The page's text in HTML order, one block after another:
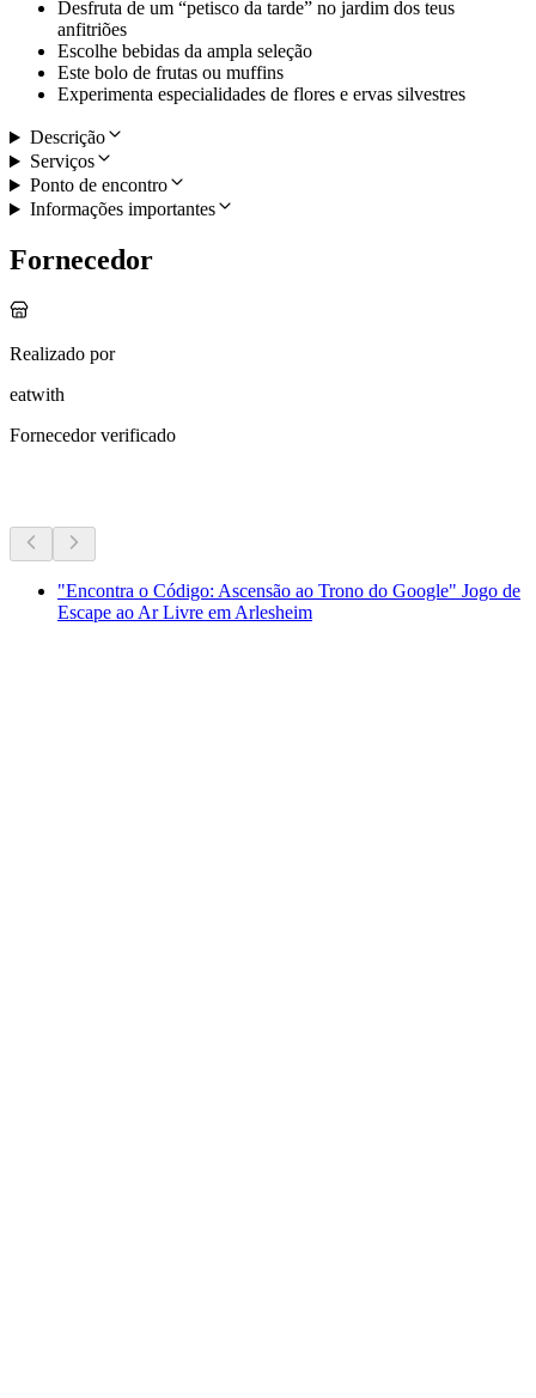
Desfruta de um “petisco da tarde” no jardim dos teus
anfitriões
Escolhe bebidas da ampla seleção
Este bolo de frutas ou muffins
Experimenta especialidades de flores e ervas silvestres
Descrição
Serviços
Ponto de encontro
Informações importantes
Fornecedor
Realizado por
eatwith
Fornecedor verificado
"Encontra o Código: Ascensão ao Trono do Google" Jogo de
Escape ao Ar Livre em Arlesheim